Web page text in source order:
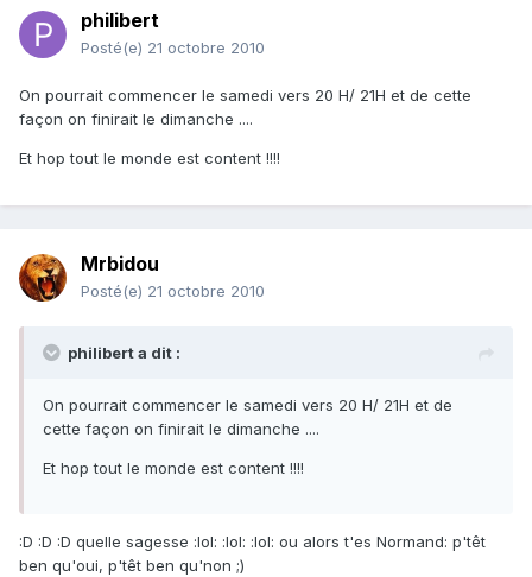
philibert
Posté(e) 21 octobre 2010
On pourrait commencer le samedi vers 20 H/ 21H et de cette
façon on finirait le dimanche ....
Et hop tout le monde est content !!!!
Mrbidou
Posté(e) 21 octobre 2010
philibert a dit :
On pourrait commencer le samedi vers 20 H/ 21H et de
cette façon on finirait le dimanche ....
Et hop tout le monde est content !!!!
:D :D :D quelle sagesse :lol: :lol: :lol: ou alors t'es Normand: p'têt
ben qu'oui, p'têt ben qu'non ;)